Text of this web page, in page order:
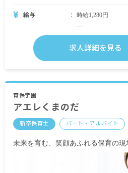
給与 時給1,280円
＜別途支給手当＞
■交通費支給 月
※契約期間 入職
求人詳細を見る
育保学園
アエレくまのだ
新卒保育士 パート・アルバイト
未来を育む、笑顔あふれる保育の現